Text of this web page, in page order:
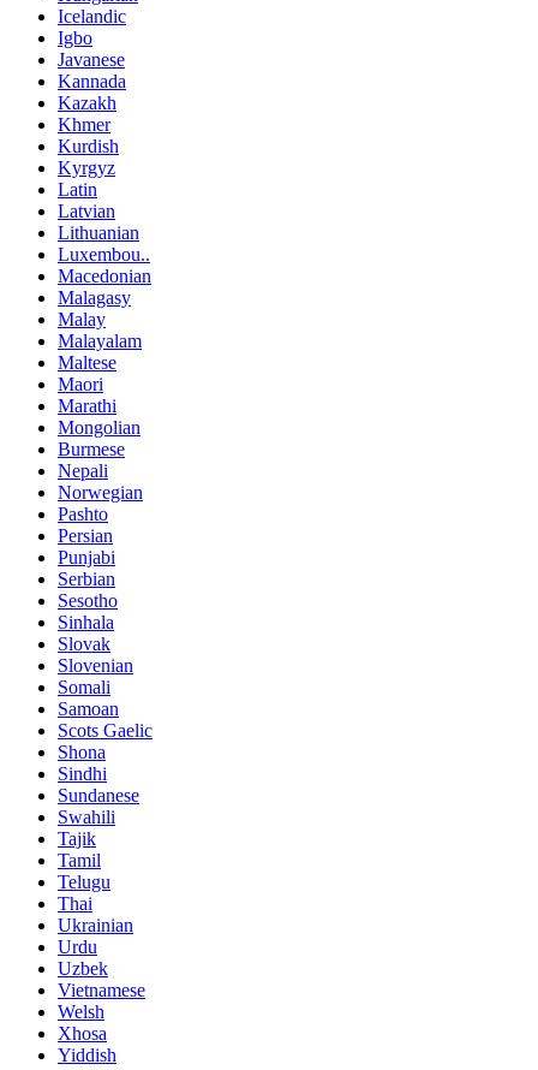
Icelandic
Igbo
Javanese
Kannada
Kazakh
Khmer
Kurdish
Kyrgyz
Latin
Latvian
Lithuanian
Luxembou..
Macedonian
Malagasy
Malay
Malayalam
Maltese
Maori
Marathi
Mongolian
Burmese
Nepali
Norwegian
Pashto
Persian
Punjabi
Serbian
Sesotho
Sinhala
Slovak
Slovenian
Somali
Samoan
Scots Gaelic
Shona
Sindhi
Sundanese
Swahili
Tajik
Tamil
Telugu
Thai
Ukrainian
Urdu
Uzbek
Vietnamese
Welsh
Xhosa
Yiddish